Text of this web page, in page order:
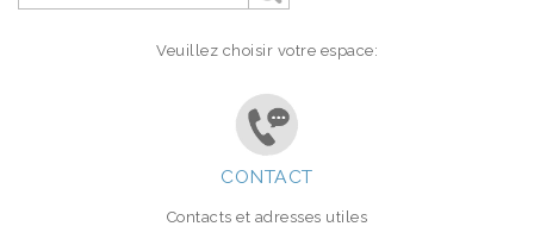
Veuillez choisir votre espace:
CONTACT
Contacts et adresses utiles